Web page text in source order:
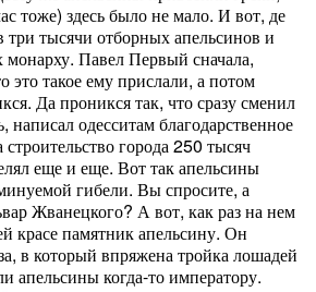
тоже) здесь было не мало. И вот, де
три тысячи отборных апельсинов и
монарху. Павел Первый сначала,
это такое ему прислали, а потом
Да проникся так, что сразу сменил
написал одесситам благодарственное
города 250 тысяч
еще и еще. Вот так апельсины
гибели. Вы спросите, а
Жванецкого? А вот, как раз на нем
красе памятник апельсину. Он
в который впряжена тройка лошадей
апельсины когда-то императору.